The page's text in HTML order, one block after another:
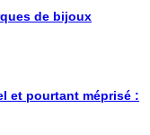
de bijoux
et pourtant méprisé :